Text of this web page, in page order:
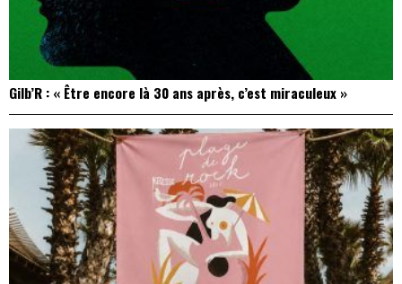
Gilb’R : « Être encore là 30 ans après, c’est miraculeux »